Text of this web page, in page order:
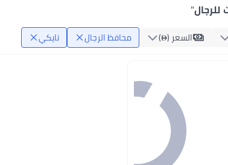
"
السعر () محافظ الرجال نايكي